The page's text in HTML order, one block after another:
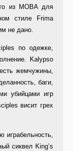
из MOBA для
стиле Frima
не дано.
по одежке,
Kalypso
жемчужины,
баги,
убийцами игр
висит грех
играбельность,
сиквел King’s